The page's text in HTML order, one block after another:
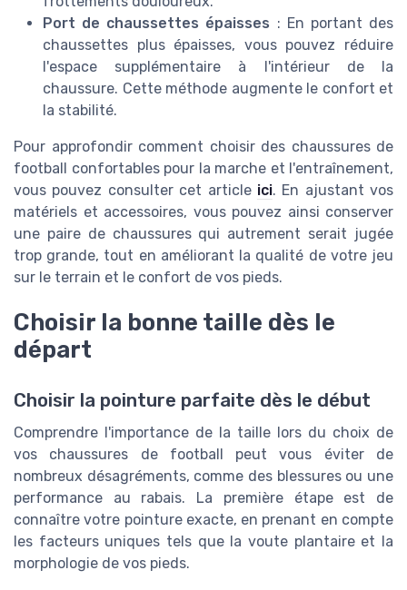
Port de chaussettes épaisses : En portant des
chaussettes plus épaisses, vous pouvez réduire
l'espace supplémentaire à l'intérieur de la
chaussure. Cette méthode augmente le confort et
la stabilité.
Pour approfondir comment choisir des chaussures de
football confortables pour la marche et l'entraînement,
vous pouvez consulter cet article ici. En ajustant vos
matériels et accessoires, vous pouvez ainsi conserver
une paire de chaussures qui autrement serait jugée
trop grande, tout en améliorant la qualité de votre jeu
sur le terrain et le confort de vos pieds.
Choisir la bonne taille dès le
départ
Choisir la pointure parfaite dès le début
Comprendre l'importance de la taille lors du choix de
vos chaussures de football peut vous éviter de
nombreux désagréments, comme des blessures ou une
performance au rabais. La première étape est de
connaître votre pointure exacte, en prenant en compte
les facteurs uniques tels que la voute plantaire et la
morphologie de vos pieds.